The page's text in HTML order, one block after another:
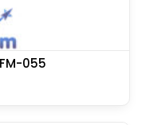
055